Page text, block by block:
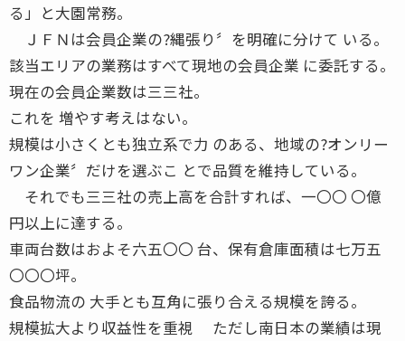
る」と大園常務。
ＪＦＮは会員企業の?縄張り〞を明確に分けて いる。
該当エリアの業務はすべて現地の会員企業 に委託する。
現在の会員企業数は三三社。
これを 増やす考えはない。
規模は小さくとも独立系で力 のある、地域の?オンリー
ワン企業〞だけを選ぶこ とで品質を維持している。
それでも三三社の売上高を合計すれば、一〇〇 〇億
円以上に達する。
車両台数はおよそ六五〇〇 台、保有倉庫面積は七万五
〇〇〇坪。
食品物流の 大手とも互角に張り合える規模を誇る。
規模拡大より収益性を重視 ただし南日本の業績は現